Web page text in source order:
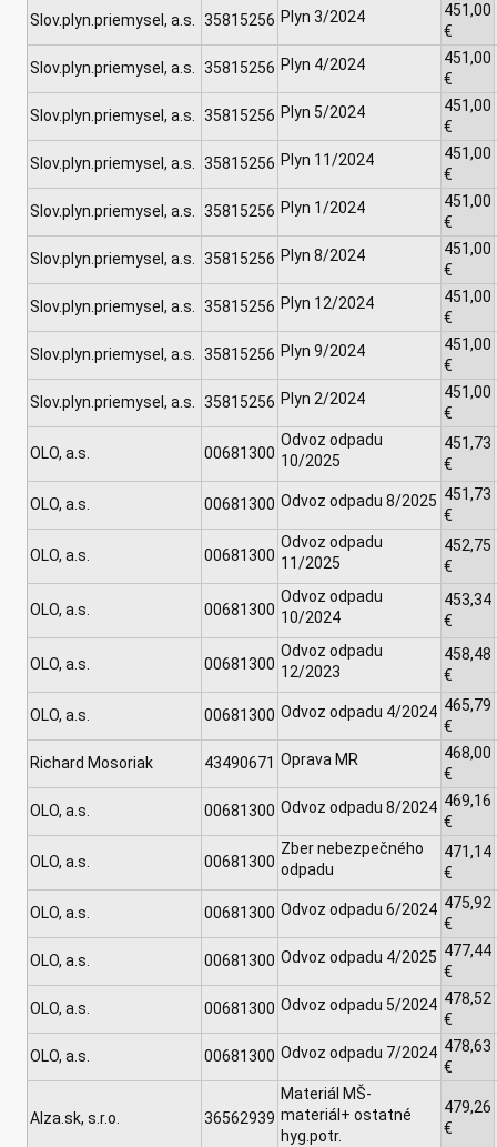
Slov.plyn.priemysel, a.s. 35815256 Plyn 3/2024
451,00
€
Slov.plyn.priemysel, a.s. 35815256 Plyn 4/2024
451,00
€
Slov.plyn.priemysel, a.s. 35815256 Plyn 5/2024
451,00
€
Slov.plyn.priemysel, a.s. 35815256 Plyn 11/2024
451,00
€
Slov.plyn.priemysel, a.s. 35815256 Plyn 1/2024
451,00
€
Slov.plyn.priemysel, a.s. 35815256 Plyn 8/2024
451,00
€
Slov.plyn.priemysel, a.s. 35815256 Plyn 12/2024
451,00
€
Slov.plyn.priemysel, a.s. 35815256 Plyn 9/2024
451,00
€
Slov.plyn.priemysel, a.s. 35815256 Plyn 2/2024
451,00
€
OLO, a.s. 00681300
Odvoz odpadu
10/2025
451,73
€
OLO, a.s. 00681300 Odvoz odpadu 8/2025 451,73
€
OLO, a.s. 00681300
Odvoz odpadu
11/2025
452,75
€
OLO, a.s. 00681300
Odvoz odpadu
10/2024
453,34
€
OLO, a.s. 00681300
Odvoz odpadu
12/2023
458,48
€
OLO, a.s. 00681300 Odvoz odpadu 4/2024 465,79
€
Richard Mosoriak 43490671 Oprava MR
468,00
€
OLO, a.s. 00681300 Odvoz odpadu 8/2024 469,16
€
OLO, a.s. 00681300
Zber nebezpečného
odpadu
471,14
€
OLO, a.s. 00681300 Odvoz odpadu 6/2024 475,92
€
OLO, a.s. 00681300 Odvoz odpadu 4/2025 477,44
€
OLO, a.s. 00681300 Odvoz odpadu 5/2024 478,52
€
OLO, a.s. 00681300 Odvoz odpadu 7/2024 478,63
€
Alza.sk, s.r.o. 36562939
Materiál MŠ-
materiál+ ostatné
hyg.potr.
479,26
€